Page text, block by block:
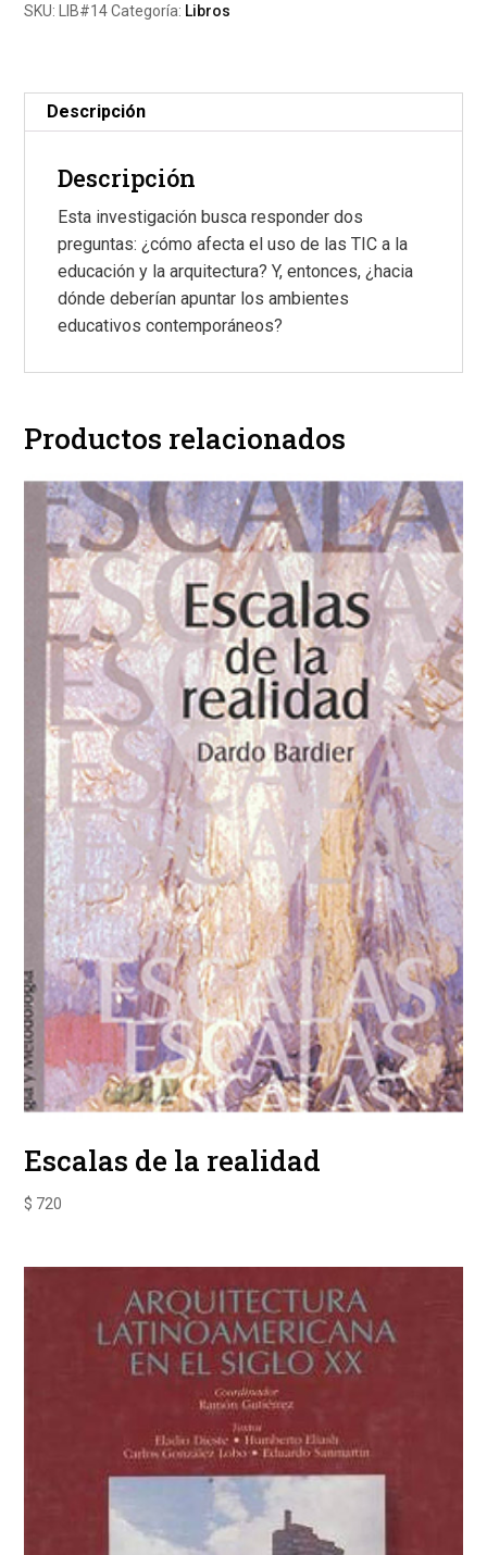
arquitectura
el
caso
Ceibal
SKU: LIB#14 Categoría: Libros
Descripción
Descripción
Esta investigación busca responder dos
preguntas: ¿cómo afecta el uso de las TIC a la
educación y la arquitectura? Y, entonces, ¿hacia
dónde deberían apuntar los ambientes
educativos contemporáneos?
Productos relacionados
Escalas de la realidad
$ 720